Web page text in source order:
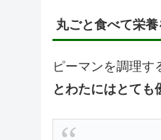
丸ごと食べて栄
ピーマンを調理す
とわたにはとても